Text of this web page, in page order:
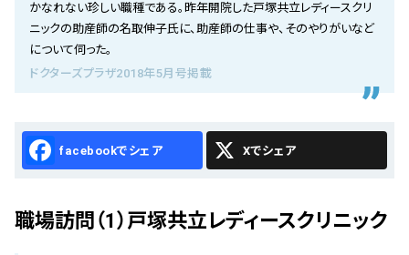
お問い合わせ
かなれない珍しい職種である。昨年開院した戸塚共立レディースクリ
ニックの助産師の名取伸子氏に、助産師の仕事や、そのやりがいなど
について伺った。
ドクターズプラザ2018年5月号掲載
Facebook X
職場訪問（1）戸塚共立レディースクリニック